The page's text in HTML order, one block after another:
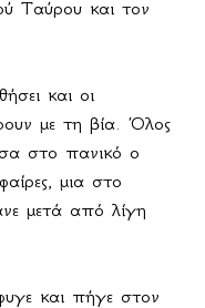
Ταύρου και τον
και οι
με τη βία. Όλος
στο πανικό ο
μια στο
μετά από λίγη
και πήγε στον